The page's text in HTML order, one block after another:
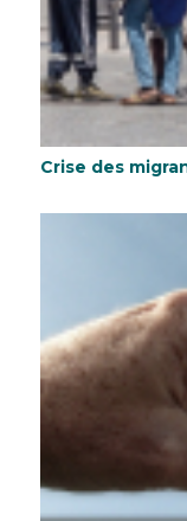
Crise des